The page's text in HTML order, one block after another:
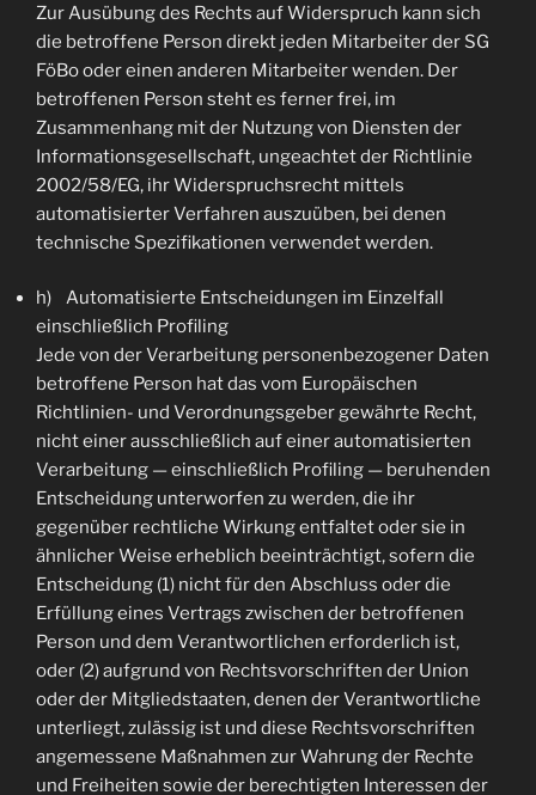
Zur Ausübung des Rechts auf Widerspruch kann sich
die betroffene Person direkt jeden Mitarbeiter der SG
FöBo oder einen anderen Mitarbeiter wenden. Der
betroffenen Person steht es ferner frei, im
Zusammenhang mit der Nutzung von Diensten der
Informationsgesellschaft, ungeachtet der Richtlinie
2002/58/EG, ihr Widerspruchsrecht mittels
automatisierter Verfahren auszuüben, bei denen
technische Spezifikationen verwendet werden.
h) Automatisierte Entscheidungen im Einzelfall
einschließlich Profiling
Jede von der Verarbeitung personenbezogener Daten
betroffene Person hat das vom Europäischen
Richtlinien- und Verordnungsgeber gewährte Recht,
nicht einer ausschließlich auf einer automatisierten
Verarbeitung — einschließlich Profiling — beruhenden
Entscheidung unterworfen zu werden, die ihr
gegenüber rechtliche Wirkung entfaltet oder sie in
ähnlicher Weise erheblich beeinträchtigt, sofern die
Entscheidung (1) nicht für den Abschluss oder die
Erfüllung eines Vertrags zwischen der betroffenen
Person und dem Verantwortlichen erforderlich ist,
oder (2) aufgrund von Rechtsvorschriften der Union
oder der Mitgliedstaaten, denen der Verantwortliche
unterliegt, zulässig ist und diese Rechtsvorschriften
angemessene Maßnahmen zur Wahrung der Rechte
und Freiheiten sowie der berechtigten Interessen der